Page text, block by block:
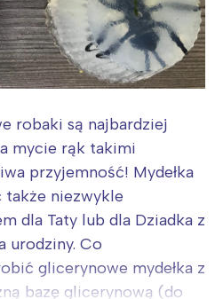
robaki są najbardziej
mycie rąk takimi
przyjemność! Mydełka
także niezwykle
dla Taty lub dla Dziadka z
urodziny. Co
glicerynowe mydełka z
bazę glicerynową (do